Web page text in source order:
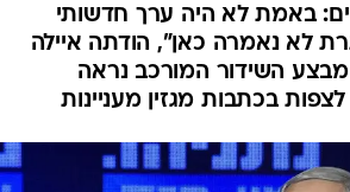
באמת לא היה ערך חדשותי
לא נאמרה כאן", הודתה איילה
השידור המורכב נראה
בכתבות מגזין מעניינות